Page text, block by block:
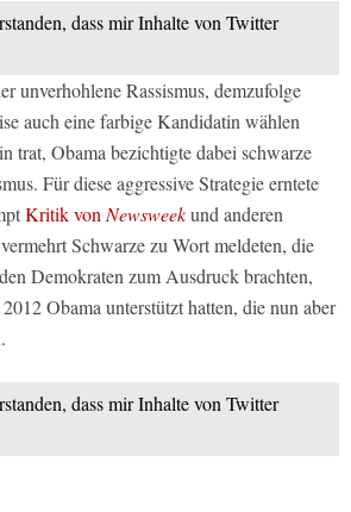
dass mir Inhalte von Twitter
unverhohlene Rassismus, demzufolge
auch eine farbige Kandidatin wählen
trat, Obama bezichtigte dabei schwarze
Für diese aggressive Strategie erntete
Kritik vonNewsweekund anderen
Schwarze zu Wort meldeten, die
Demokraten zum Ausdruck brachten,
Obama unterstützt hatten, die nun aber
dass mir Inhalte von Twitter